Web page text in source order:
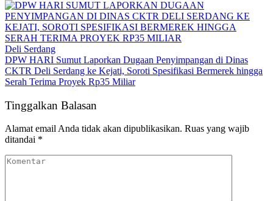
Deli Serdang
DPW HARI Sumut Laporkan Dugaan Penyimpangan di Dinas
CKTR Deli Serdang ke Kejati, Soroti Spesifikasi Bermerek hingga
Serah Terima Proyek Rp35 Miliar
Tinggalkan Balasan
Alamat email Anda tidak akan dipublikasikan. Ruas yang wajib
ditandai *